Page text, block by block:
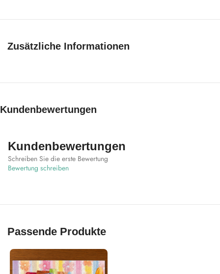
Zusätzliche Informationen
Kundenbewertungen
Kundenbewertungen
Schreiben Sie die erste Bewertung
Bewertung schreiben
Passende Produkte